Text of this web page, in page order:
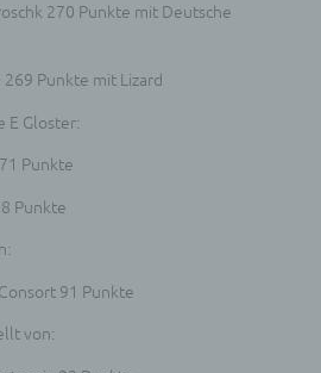
270 Punkte mit Deutsche
269 Punkte mit Lizard
E Gloster:
Punkte
Punkte
91 Punkte
von: